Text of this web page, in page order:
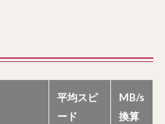
平均スピ
ード
MB/s
換算